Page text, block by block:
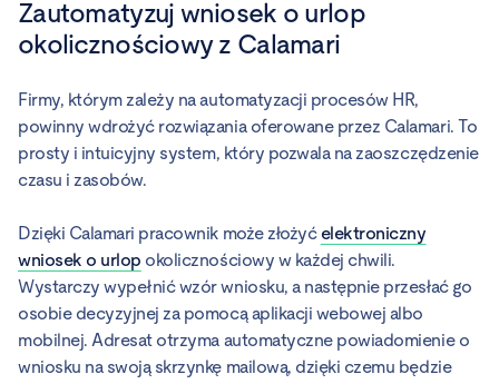
Zautomatyzuj wniosek o urlop
okolicznościowy z Calamari
Firmy, którym zależy na automatyzacji procesów HR,
powinny wdrożyć rozwiązania oferowane przez Calamari. To
prosty i intuicyjny system, który pozwala na zaoszczędzenie
czasu i zasobów.
Dzięki Calamari pracownik może złożyć elektroniczny
wniosek o urlop okolicznościowy w każdej chwili.
Wystarczy wypełnić wzór wniosku, a następnie przesłać go
osobie decyzyjnej za pomocą aplikacji webowej albo
mobilnej. Adresat otrzyma automatyczne powiadomienie o
wniosku na swoją skrzynkę mailową, dzięki czemu będzie